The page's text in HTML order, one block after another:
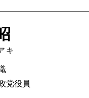
キ
党役員